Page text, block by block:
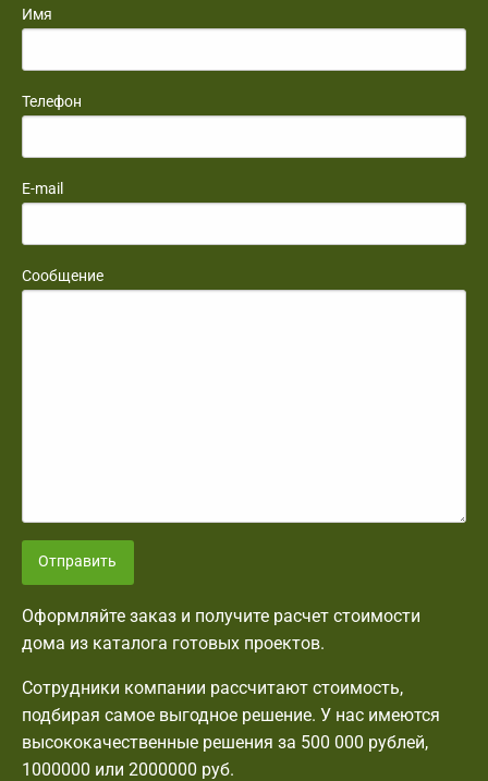
Имя
Телефон
E-mail
Сообщение
Отправить
Оформляйте заказ и получите расчет стоимости
дома из каталога готовых проектов.
Сотрудники компании рассчитают стоимость,
подбирая самое выгодное решение. У нас имеются
высококачественные решения за 500 000 рублей,
1000000 или 2000000 руб.